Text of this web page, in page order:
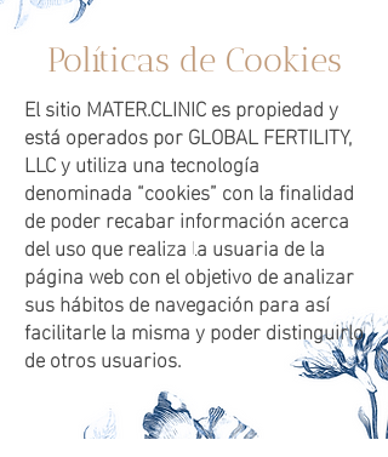
Políticas de Cookies
El sitio MATER.CLINIC es propiedad y
está operados por GLOBAL FERTILITY,
LLC y utiliza una tecnología
denominada “cookies” con la finalidad
de poder recabar información acerca
del uso que realiza la usuaria de la
página web con el objetivo de analizar
sus hábitos de navegación para así
facilitarle la misma y poder distinguirlo
de otros usuarios.